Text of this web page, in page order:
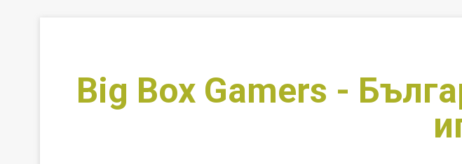
Big Box Gamers -